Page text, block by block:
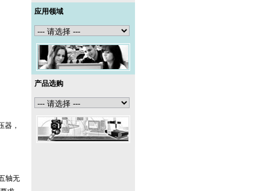
应用领域
产品选购
器，
轴无